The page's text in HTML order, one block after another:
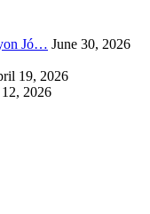
Jó… June 30, 2026
19, 2026
2026